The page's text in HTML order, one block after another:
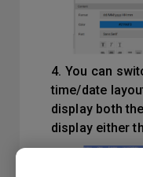
4. You can
time/date
display both
display either